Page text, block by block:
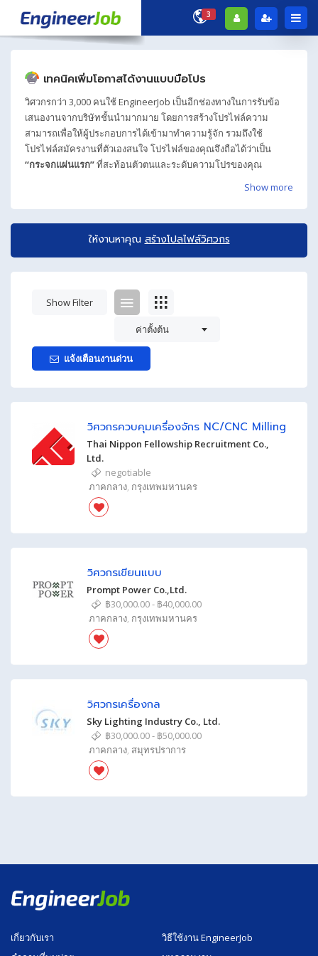
3
เทคนิคเพิ่มโอกาสได้งานแบบมือโปร
วิศวกรกว่า 3,000 คนใช้ EngineerJob เป็นอีกช่องทางในการรับข้อ
เสนองานจากบริษัทชั้นนำมากมาย โดยการสร้างโปรไฟล์ความ
สามารถเพื่อให้ผู้ประกอบการได้เข้ามาทำความรู้จัก รวมถึงใช้
โปรไฟล์สมัครงานที่ตัวเองสนใจ โปรไฟล์ของคุณจึงถือได้ว่าเป็น
“กระจกแผ่นแรก”ที่สะท้อนตัวตนและระดับความโปรของคุณ
Show more
ให้งานหาคุณ สร้างโปลไฟล์วิศวกร
Show Filter
ค่าตั้งต้น
แจ้งเตือนงานด่วน
วิศวกรควบคุมเครื่องจักร NC/CNC Milling
Thai Nippon Fellowship Recruitment Co.,
Ltd.
negotiable
ภาคกลาง, กรุงเทพมหานคร
วิศวกรเขียนแบบ
Prompt Power Co.,Ltd.
฿30,000.00 - ฿40,000.00
ภาคกลาง, กรุงเทพมหานคร
วิศวกรเครื่องกล
Sky Lighting Industry Co., Ltd.
฿30,000.00 - ฿50,000.00
ภาคกลาง, สมุทรปราการ
เกี่ยวกับเรา
วิธีใช้งาน EngineerJob